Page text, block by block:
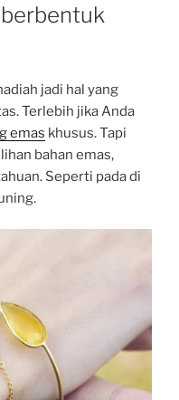
jadi hal yang
Terlebih jika Anda
emas khusus. Tapi
bahan emas,
Seperti pada di